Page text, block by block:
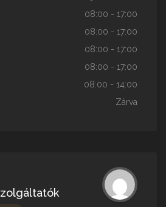
08:00 - 17:00
08:00 - 17:00
08:00 - 17:00
08:00 - 17:00
08:00 - 14:00
Zárva